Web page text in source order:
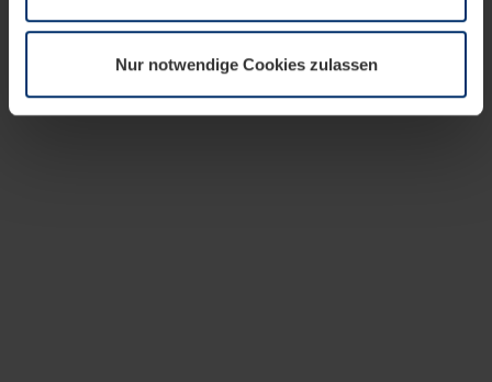
wir Ihre Erlaubnis. Ihre Einwilligung können Sie jederzeit
Datenschutzerklärungunserer Website ändern oder
widerrufen.
Nur notwendige Cookies zulassen